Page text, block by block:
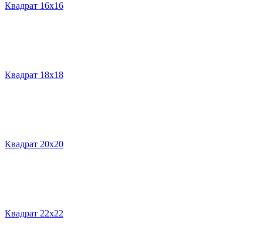
Квадрат 16х16
Квадрат 18х18
Квадрат 20х20
Квадрат 22х22